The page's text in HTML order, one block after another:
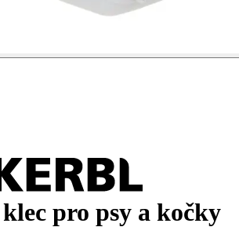
pro psy a kočky